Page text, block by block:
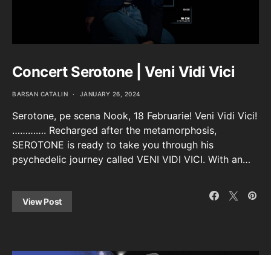
Concert Serotone | Veni Vidi Vici
BARSAN CATALIN JANUARY 26, 2024
Serotone, pe scena Nook, 18 Februarie! Veni Vidi Vici!
…………. Recharged after the metamorphosis,
SEROTONE is ready to take you through his
psychedelic journey called VENI VIDI VICI. With an…
View Post